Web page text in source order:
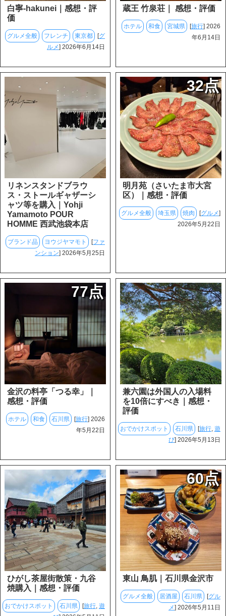
白寧-hakunei｜感想・評
価
グルメ全般 フレンチ 東京都 [グ
ルメ] 2026年6月14日
蔵王 竹泉荘｜ 感想・評価
ホテル 和食 宮城県 [旅行] 2026
年6月14日
リネンスタンドブラウ
ス・ストールギャザーシ
ャツ等を購入｜Yohji
Yamamoto POUR
HOMME 西武池袋本店
ブランド品 ヨウジヤマモト [ファ
ンション] 2026年5月25日
32点
明月苑（さいたま市大宮
区）｜感想・評価
グルメ全般 埼玉県 焼肉 [グルメ]
2026年5月22日
77点
金沢の料亭「つる幸」｜
感想・評価
ホテル 和食 石川県 [旅行] 2026
年5月22日
兼六園は外国人の入場料
を10倍にすべき｜感想・
評価
おでかけスポット 石川県 [旅行, 遊
び] 2026年5月13日
ひがし茶屋街散策・九谷
焼購入｜感想・評価
おでかけスポット 石川県 [旅行, 遊
60点
東山 鳥肌｜石川県金沢市
グルメ全般 居酒屋 石川県 [グル
メ] 2026年5月11日